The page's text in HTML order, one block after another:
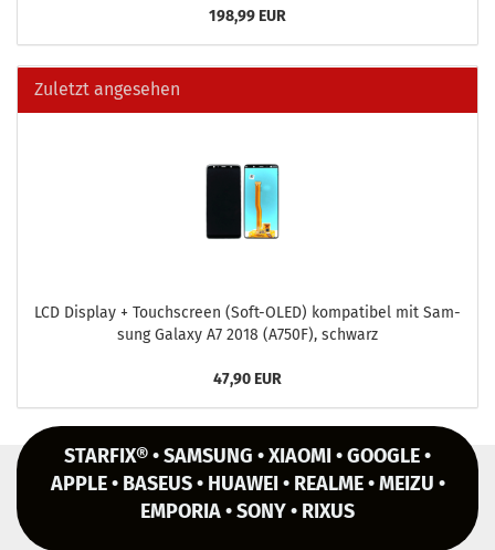
198,99 EUR
Zuletzt angesehen
LCD Dis­play + Touch­screen (Soft-​OLED) kom­pa­ti­bel mit Sam­
sung Ga­la­xy A7 2018 (A750F), schwarz
47,90 EUR
STARFIX® • SAMSUNG • XIAOMI • GOOGLE •
APPLE • BASEUS • HUAWEI • REALME • MEIZU •
EMPORIA • SONY • RIXUS